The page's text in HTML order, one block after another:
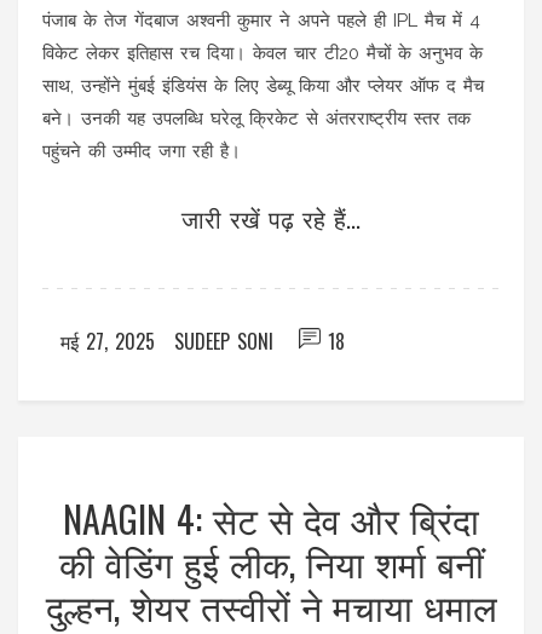
पंजाब के तेज गेंदबाज अश्वनी कुमार ने अपने पहले ही IPL मैच में 4
विकेट लेकर इतिहास रच दिया। केवल चार टी20 मैचों के अनुभव के
साथ, उन्होंने मुंबई इंडियंस के लिए डेब्यू किया और प्लेयर ऑफ द मैच
बने। उनकी यह उपलब्धि घरेलू क्रिकेट से अंतरराष्ट्रीय स्तर तक
पहुंचने की उम्मीद जगा रही है।
जारी रखें पढ़ रहे हैं...
मई 27, 2025 SUDEEP SONI 18
NAAGIN 4: सेट से देव और ब्रिंदा
की वेडिंग हुई लीक, निया शर्मा बनीं
दुल्हन, शेयर तस्वीरों ने मचाया धमाल